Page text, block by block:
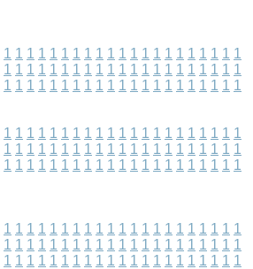
1 1 1 1 1 1 1 1 1 1 1 1 1 1 1 1 1 1 1 1 1
1 1 1 1 1 1 1 1 1 1 1 1 1 1 1 1 1 1 1 1 1
1 1 1 1 1 1 1 1 1 1 1 1 1 1 1 1 1 1 1 1 1
1 1 1 1 1 1 1 1 1 1 1 1 1 1 1 1 1 1 1 1 1
1 1 1 1 1 1 1 1 1 1 1 1 1 1 1 1 1 1 1 1 1
1 1 1 1 1 1 1 1 1 1 1 1 1 1 1 1 1 1 1 1 1
1 1 1 1 1 1 1 1 1 1 1 1 1 1 1 1 1 1 1 1 1
1 1 1 1 1 1 1 1 1 1 1 1 1 1 1 1 1 1 1 1 1
1 1 1 1 1 1 1 1 1 1 1 1 1 1 1 1 1 1 1 1 1